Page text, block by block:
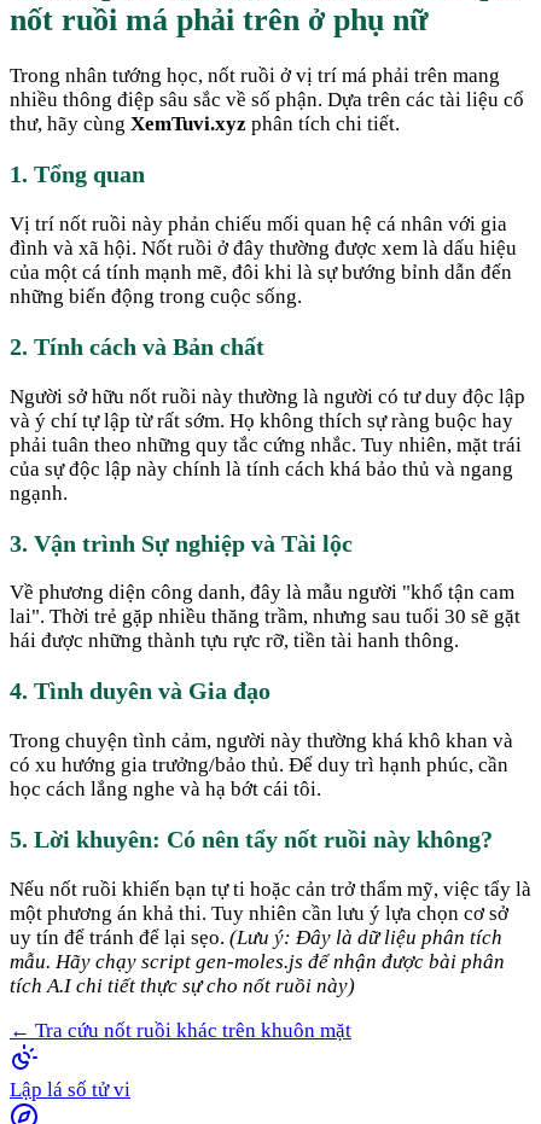
nốt ruồi má phải trên ở phụ nữ
Trong nhân tướng học, nốt ruồi ở vị trí má phải trên mang
nhiều thông điệp sâu sắc về số phận. Dựa trên các tài liệu cổ
thư, hãy cùng XemTuvi.xyz phân tích chi tiết.
1. Tổng quan
Vị trí nốt ruồi này phản chiếu mối quan hệ cá nhân với gia
đình và xã hội. Nốt ruồi ở đây thường được xem là dấu hiệu
của một cá tính mạnh mẽ, đôi khi là sự bướng bỉnh dẫn đến
những biến động trong cuộc sống.
2. Tính cách và Bản chất
Người sở hữu nốt ruồi này thường là người có tư duy độc lập
và ý chí tự lập từ rất sớm. Họ không thích sự ràng buộc hay
phải tuân theo những quy tắc cứng nhắc. Tuy nhiên, mặt trái
của sự độc lập này chính là tính cách khá bảo thủ và ngang
ngạnh.
3. Vận trình Sự nghiệp và Tài lộc
Về phương diện công danh, đây là mẫu người "khổ tận cam
lai". Thời trẻ gặp nhiều thăng trầm, nhưng sau tuổi 30 sẽ gặt
hái được những thành tựu rực rỡ, tiền tài hanh thông.
4. Tình duyên và Gia đạo
Trong chuyện tình cảm, người này thường khá khô khan và
có xu hướng gia trưởng/bảo thủ. Để duy trì hạnh phúc, cần
học cách lắng nghe và hạ bớt cái tôi.
5. Lời khuyên: Có nên tẩy nốt ruồi này không?
Nếu nốt ruồi khiến bạn tự ti hoặc cản trở thẩm mỹ, việc tẩy là
một phương án khả thi. Tuy nhiên cần lưu ý lựa chọn cơ sở
uy tín để tránh để lại sẹo. (Lưu ý: Đây là dữ liệu phân tích
mẫu. Hãy chạy script gen-moles.js để nhận được bài phân
tích A.I chi tiết thực sự cho nốt ruồi này)
← Tra cứu nốt ruồi khác trên khuôn mặt
Lập lá số tử vi